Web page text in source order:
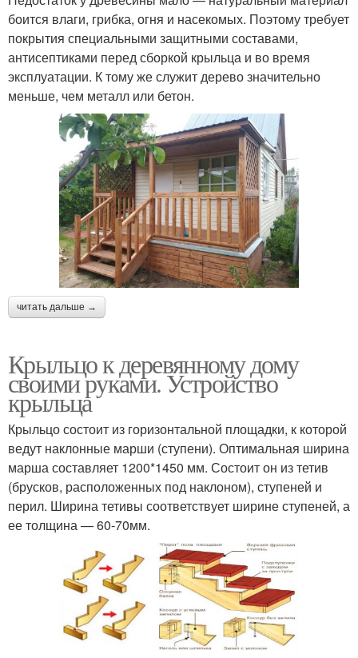
боится влаги, грибка, огня и насекомых. Поэтому требует
покрытия специальными защитными составами,
антисептиками перед сборкой крыльца и во время
эксплуатации. К тому же служит дерево значительно
меньше, чем металл или бетон.
читать дальше →
Крыльцо к деревянному дому
своими руками. Устройство
крыльца
Крыльцо состоит из горизонтальной площадки, к которой
ведут наклонные марши (ступени). Оптимальная ширина
марша составляет 1200*1450 мм. Состоит он из тетив
(брусков, расположенных под наклоном), ступеней и
перил. Ширина тетивы соответствует ширине ступеней, а
ее толщина — 60-70мм.